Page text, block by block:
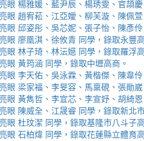
眼 楊雅媛、藍尹辰、楊琇雯、官頡
眼 趙宥菘、江亞嬡、柳芙漩、陳佩
眼 邱姿彤、吳芯妮、張子怡、陳彥
眼 廖凰淇、徐攸青 同學，錄取永豐
眼 林子琦、林沄嬨 同學，錄取羅浮
眼 黃筠涵 同學，錄取中壢高商。
眼 李天佑、吳泳霖、黃楷傑、陳韋
眼 梁家福、李旻容、馬稟硯、張勛
眼 黃雋哲、李宜芯、李宣妤、胡綺
眼 陳威全、江晟睿 同學，錄取新北
眼 杜玟潔 同學，錄取基隆市八斗子
眼 石柏煒 同學，錄取花蓮縣立體育